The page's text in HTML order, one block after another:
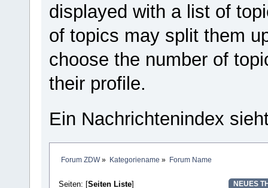
displayed with a list of
of topics may split them
choose the number of
their profile.
Ein Nachrichtenindex
Forum ZDW» Kategoriename » Forum Name
Seiten: [Seiten Liste] NEUES